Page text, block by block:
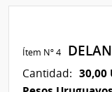
Ítem Nº 4
Cantidad: 30,00